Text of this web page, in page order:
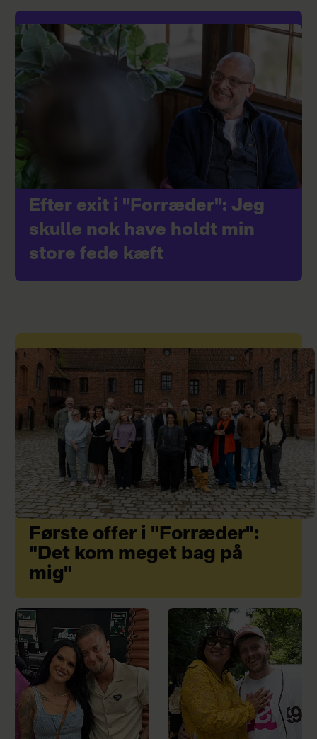
Efter exit i "Forræder": Jeg
skulle nok have holdt min
store fede kæft
Første offer i "Forræder":
"Det kom meget bag på
mig"